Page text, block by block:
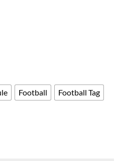
Football
Football Tag